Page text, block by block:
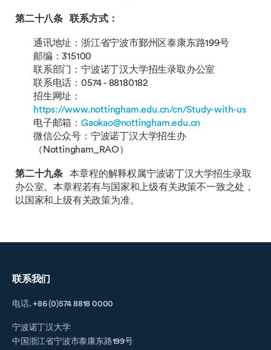
第二十八条联系方式：
通讯地址：浙江省宁波市鄞州区泰康东路199号
邮编：315100
联系部门：宁波诺丁汉大学招生录取办公室
联系电话：0574 - 88180182
招生网址：
https://www.nottingham.edu.cn/cn/Study-with-us
电子邮箱： Gaokao@nottingham.edu.cn
微信公众号：宁波诺丁汉大学招生办
（Nottingham_RAO）
第二十九条本章程的解释权属宁波诺丁汉大学招生录取
办公室。本章程若有与国家和上级有关政策不一致之处，
以国家和上级有关政策为准。
联系我们
电话. +86 (0)574 8818 0000
宁波诺丁汉大学
中国浙江省宁波市泰康东路199号